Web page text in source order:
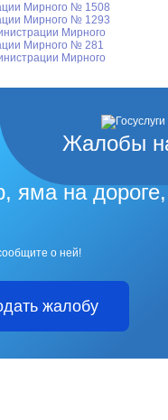
Мирного № 1508
Мирного № 1293
Мирного
Мирного № 281
Мирного
Жалобы
яма на
о ней!
жалобу